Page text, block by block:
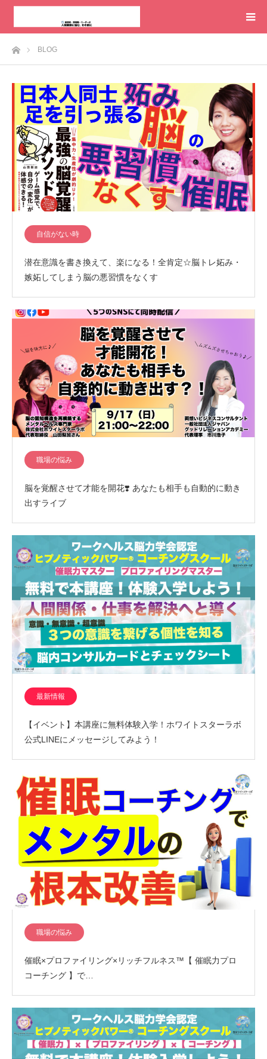
ホームBLOG
自信がない時
潜在意識を書き換えて、楽になる！全肯定☆脳トレ妬み・
嫉妬してしまう脳の悪習慣をなくす
職場の悩み
脳を覚醒させて才能を開花❣️ あなたも相手も自動的に動き
出すライブ
最新情報
【イベント】本講座に無料体験入学！ホワイトスターラボ
公式LINEにメッセージしてみよう！
職場の悩み
催眠×プロファイリング×リッチフルネス™️【 催眠力プロ
コーチング 】で…